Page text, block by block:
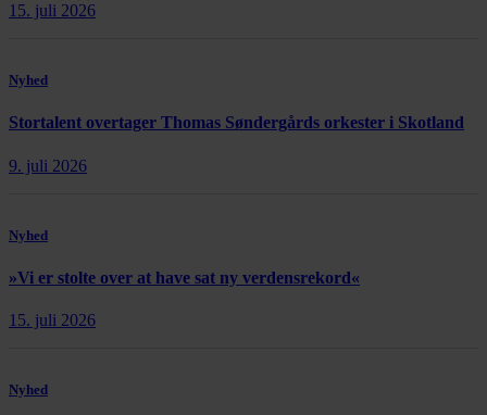
15. juli 2026
Nyhed
Stortalent overtager Thomas Søndergårds orkester i Skotland
9. juli 2026
Nyhed
»Vi er stolte over at have sat ny verdensrekord«
15. juli 2026
Nyhed